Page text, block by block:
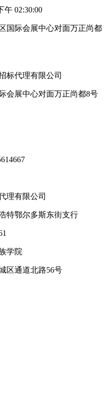
02:30:00
际会展中心对面万正尚都
代理有限公司
展中心对面万正尚都8号
有限公司
鄂尔多斯东街支行
学院
通道北路56号